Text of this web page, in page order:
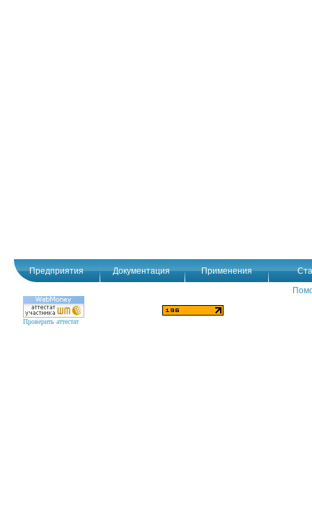
Предприятия Документация Применения
Проверить аттестат